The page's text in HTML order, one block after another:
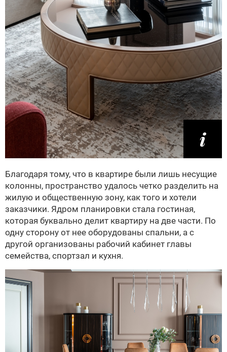
Благодаря тому, что в квартире были лишь несущие
колонны, пространство удалось четко разделить на
жилую и общественную зону, как того и хотели
заказчики. Ядром планировки стала гостиная,
которая буквально делит квартиру на две части. По
одну сторону от нее оборудованы спальни, а с
другой организованы рабочий кабинет главы
семейства, спортзал и кухня.